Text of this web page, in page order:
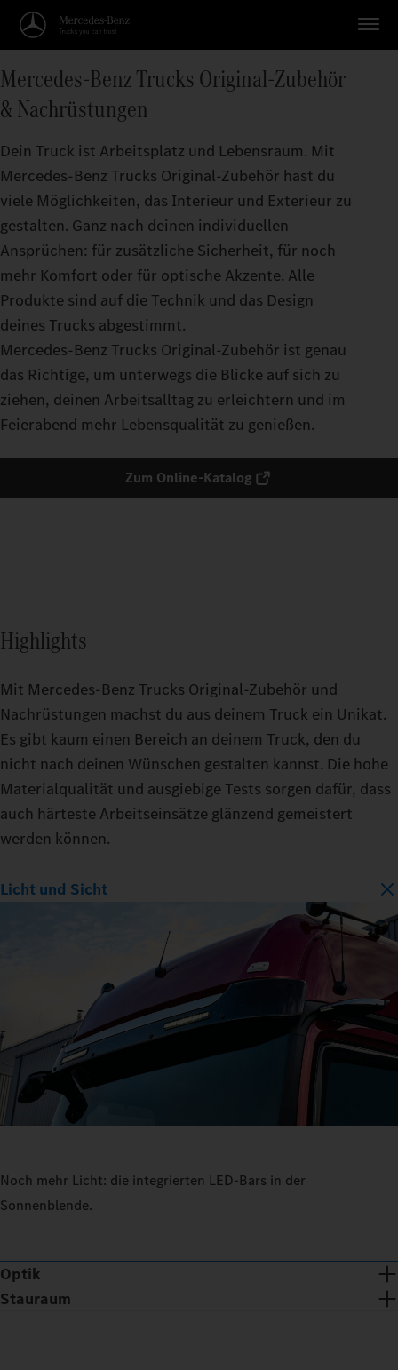
Mercedes‑Benz Trucks Original-Zubehör
& Nachrüstungen
Dein Truck ist Arbeitsplatz und Lebensraum. Mit
Mercedes‑Benz Trucks Original‑Zubehör hast du
viele Möglichkeiten, das Interieur und Exterieur zu
gestalten. Ganz nach deinen individuellen
Ansprüchen: für zusätzliche Sicherheit, für noch
mehr Komfort oder für optische Akzente. Alle
Produkte sind auf die Technik und das Design
deines Trucks abgestimmt.
Mercedes‑Benz Trucks Original-Zubehör ist genau
das Richtige, um unterwegs die Blicke auf sich zu
ziehen, deinen Arbeitsalltag zu erleichtern und im
Feierabend mehr Lebensqualität zu genießen.
Zum Online-Katalog
Highlights
Mit Mercedes-Benz Trucks Original-Zubehör und
Nachrüstungen machst du aus deinem Truck ein Unikat.
Es gibt kaum einen Bereich an deinem Truck, den du
nicht nach deinen Wünschen gestalten kannst. Die hohe
Materialqualität und ausgiebige Tests sorgen dafür, dass
auch härteste Arbeitseinsätze glänzend gemeistert
werden können.
Licht und Sicht
Noch mehr Licht: die integrierten LED-Bars in der
Sonnenblende.
Optik
Stauraum